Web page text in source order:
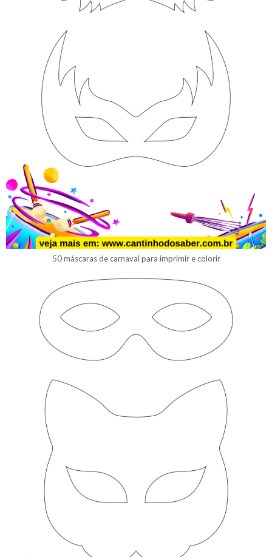
50 máscaras de carnaval para imprimir e colorir